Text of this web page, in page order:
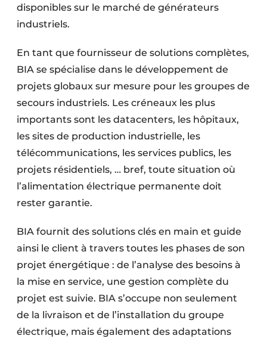
disponibles sur le marché de générateurs
industriels.
En tant que fournisseur de solutions complètes,
BIA se spécialise dans le développement de
projets globaux sur mesure pour les groupes de
secours industriels. Les créneaux les plus
importants sont les datacenters, les hôpitaux,
les sites de production industrielle, les
télécommunications, les services publics, les
projets résidentiels, … bref, toute situation où
l’alimentation électrique permanente doit
rester garantie.
BIA fournit des solutions clés en main et guide
ainsi le client à travers toutes les phases de son
projet énergétique : de l’analyse des besoins à
la mise en service, une gestion complète du
projet est suivie. BIA s’occupe non seulement
de la livraison et de l’installation du groupe
électrique, mais également des adaptations